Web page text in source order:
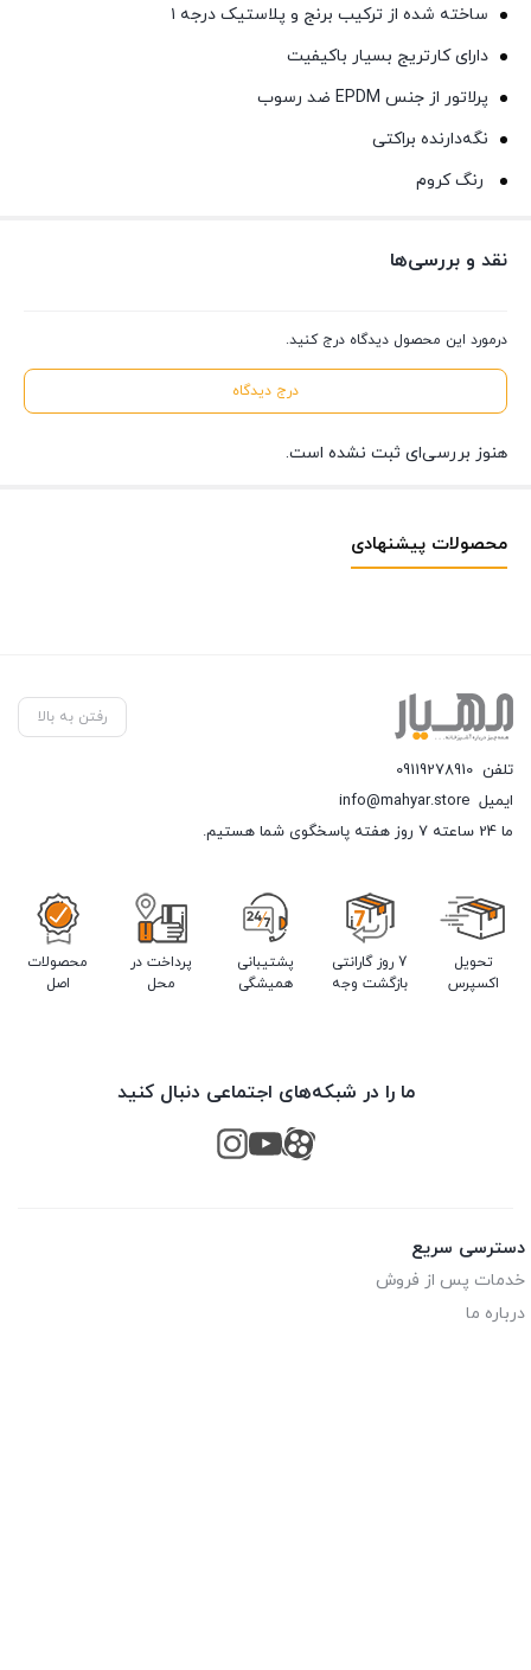
ساخته شده از ترکیب برنج و پلاستیک درجه ۱
دارای کارتریج‌ بسیار باکیفیت
پرلاتور از جنس EPDM ضد رسوب
نگه‌دارنده براکتی
رنگ کروم
نقد و بررسی‌ها
درمورد این محصول دیدگاه درج کنید.
درج دیدگاه
هنوز بررسی‌ای ثبت نشده است.
محصولات پیشنهادی
رفتن به بالا
تلفن 09119278910
ایمیل info@mahyar.store
ما 24 ساعته 7 روز هفته پاسخگوی شما هستیم.
تحویل
اکسپرس
7 روز گارانتی
بازگشت وجه
پشتیبانی
همیشگی
پرداخت در
محل
محصولات
اصل
ما را در شبکه‌های اجتماعی دنبال کنید
دسترسی سریع
خدمات پس از فروش
درباره ما